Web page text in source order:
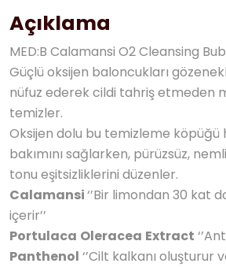
Açıklama
MED:B Calamansi O2 Cleansing
Güçlü oksijen baloncukları
nüfuz ederek cildi tahriş etmeden
temizler.
Oksijen dolu bu temizleme köpüğü
bakımını sağlarken, pürüzsüz,
tonu eşitsizliklerini düzenler.
Calamansi‘’Bir limondan 30 kat
içerir’’
Portulaca Oleracea Extract
Panthenol ‘’Cilt kalkanı oluşturur